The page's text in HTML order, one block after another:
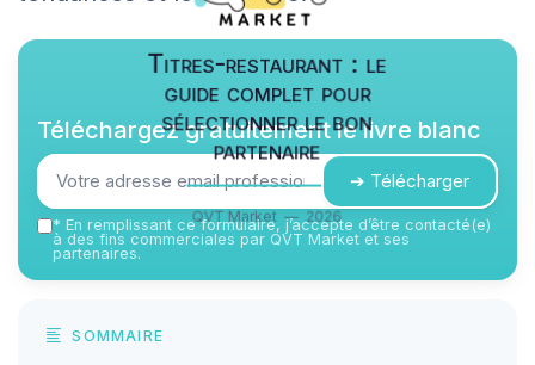
Titres-restaurant : le
guide complet pour
sélectionner le bon
partenaire
QVT Market — 2026
Téléchargez gratuitement le livre blanc
➔ Télécharger
* En remplissant ce formulaire, j’accepte d’être contacté(e)
à des fins commerciales par QVT Market et ses
partenaires.
SOMMAIRE